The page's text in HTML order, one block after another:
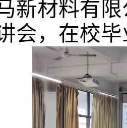
新材料有
会， 在校